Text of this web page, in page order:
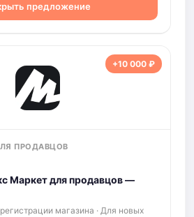
предложение
+10 000 ₽
ПРОДАВЦОВ
Маркет для продавцов —
магазина · Для новых